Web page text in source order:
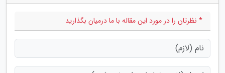
* نظرتان را در مورد این مقاله با ما درمیان بگذارید